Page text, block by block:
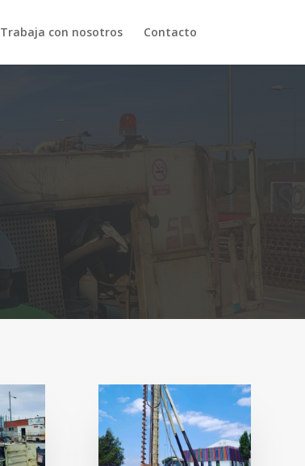
Trabaja con nosotros Contacto